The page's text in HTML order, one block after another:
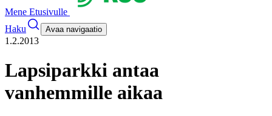
Mene Etusivulle
Haku
Avaa navigaatio
1.2.2013
Lapsiparkki antaa
vanhemmille aikaa